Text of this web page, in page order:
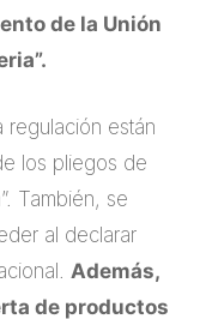
de la Unión
regulación están
los pliegos de
También, se
al declarar
Además,
de productos